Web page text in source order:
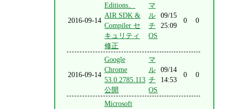
2016-09-14
Editions、
AIR SDK &
Compiler セ
キュリティ
修正
マ
ル
チ
OS
09/15
25:09
0 0
2016-09-14
Google
Chrome
53.0.2785.113
公開
マ
ル
チ
OS
09/14
14:53
0 0
Microsoft